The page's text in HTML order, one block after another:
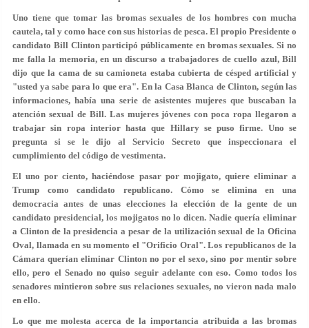
Uno tiene que tomar las bromas sexuales de los hombres con mucha
cautela, tal y como hace con sus historias de pesca. El propio Presidente o
candidato Bill Clinton participó públicamente en bromas sexuales. Si no
me falla la memoria, en un discurso a trabajadores de cuello azul, Bill
dijo que la cama de su camioneta estaba cubierta de césped artificial y
"usted ya sabe para lo que era". En la Casa Blanca de Clinton, según las
informaciones, había una serie de asistentes mujeres que buscaban la
atención sexual de Bill. Las mujeres jóvenes con poca ropa llegaron a
trabajar sin ropa interior hasta que Hillary se puso firme. Uno se
pregunta si se le dijo al Servicio Secreto que inspeccionara el
cumplimiento del código de vestimenta.
El uno por ciento, haciéndose pasar por mojigato, quiere eliminar a
Trump como candidato republicano. Cómo se elimina en una
democracia antes de unas elecciones la elección de la gente de un
candidato presidencial, los mojigatos no lo dicen. Nadie quería eliminar
a Clinton de la presidencia a pesar de la utilización sexual de la Oficina
Oval, llamada en su momento el "Orificio Oral". Los republicanos de la
Cámara querían eliminar Clinton no por el sexo, sino por mentir sobre
ello, pero el Senado no quiso seguir adelante con eso. Como todos los
senadores mintieron sobre sus relaciones sexuales, no vieron nada malo
en ello.
Lo que me molesta acerca de la importancia atribuida a las bromas